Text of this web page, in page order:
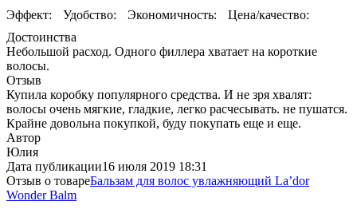
Эффект:
Удобство: Экономичность:
Цена/качество:
Достоинства
Небольшой расход. Одного филлера хватает на короткие
волосы.
Отзыв
Купила коробку популярного средства. И не зря хвалят:
волосы очень мягкие, гладкие, легко расчесывать. не пушатся.
Крайне довольна покупкой, буду покупать еще и еще.
Автор
Юлия
Дата публикации16 июля 2019 18:31
Отзыв о товареБальзам для волос увлажняющий La’dor
Wonder Balm